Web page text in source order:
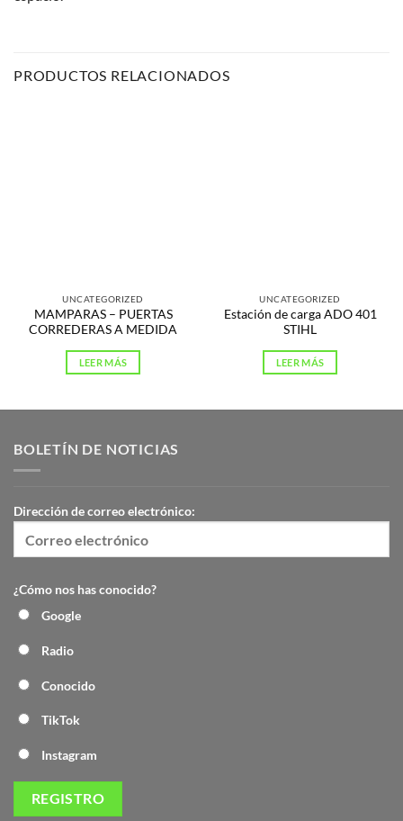
PRODUCTOS RELACIONADOS
UNCATEGORIZED
MAMPARAS – PUERTAS
CORREDERAS A MEDIDA
LEER MÁS
UNCATEGORIZED
Estación de carga ADO 401
STIHL
LEER MÁS
BOLETÍN DE NOTICIAS
Dirección de correo electrónico:
¿Cómo nos has conocido?
Google
Radio
Conocido
TikTok
Instagram